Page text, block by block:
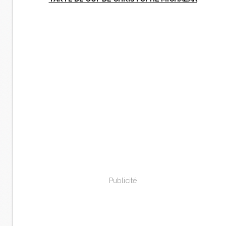
Publicité